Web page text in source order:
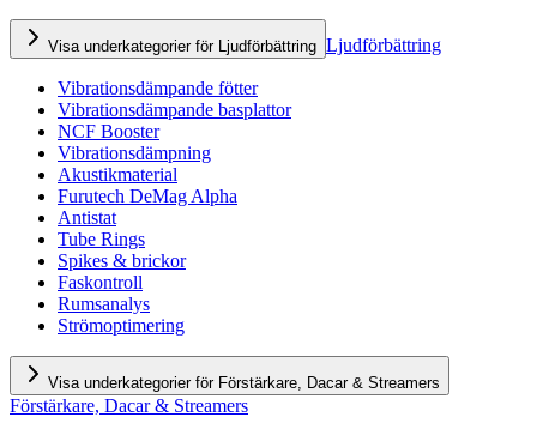
Visa underkategorier för Ljudförbättring Ljudförbättring
Vibrationsdämpande fötter
Vibrationsdämpande basplattor
NCF Booster
Vibrationsdämpning
Akustikmaterial
Furutech DeMag Alpha
Antistat
Tube Rings
Spikes & brickor
Faskontroll
Rumsanalys
Strömoptimering
Visa underkategorier för Förstärkare, Dacar & Streamers
Förstärkare, Dacar & Streamers